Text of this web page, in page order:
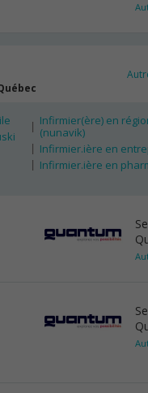
Infirmier(ère) en
(nunavik)
Infirmier.ière en
Infirmier.ière en